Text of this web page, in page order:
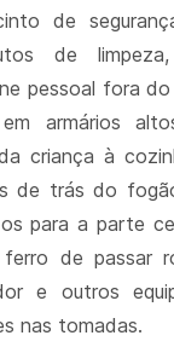
de
de
pessoal fora
armários
criança à
de trás do
para a parte
de passar
e outros
nas tomadas.